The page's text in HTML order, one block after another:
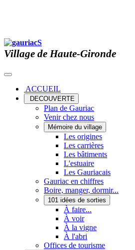
Village de Haute-Gironde
ACCUEIL
DECOUVERTE
Plan de Gauriac
Venir chez nous
Mémoire du village
Les origines
Les carrières
Les bâtiments
L'estuaire
Les Gauriacais
Gauriac en chiffres
Boire, manger, dormir...
101 idées de sorties
À faire...
À voir
À la vigne
À l'abri
Offices de tourisme